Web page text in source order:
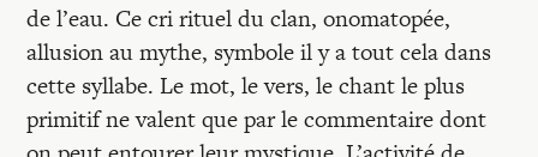
de l’eau. Ce cri rituel du clan, onomatopée,
allusion au mythe, symbole il y a tout cela dans
cette syllabe. Le mot, le vers, le chant le plus
primitif ne valent que par le commentaire dont